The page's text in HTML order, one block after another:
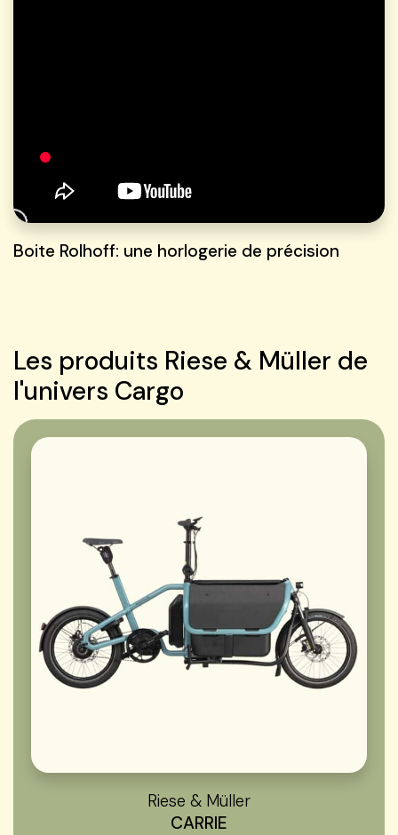
Boite Rolhoff: une horlogerie de précision
Les produits Riese & Müller de
l'univers Cargo
Riese & Müller
CARRIE